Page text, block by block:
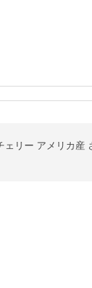
リー アメリカ